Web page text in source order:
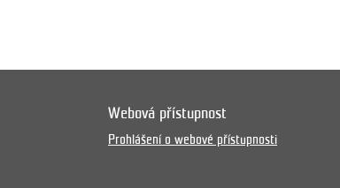
Webová přístupnost
Prohlášení o webové přístupnosti